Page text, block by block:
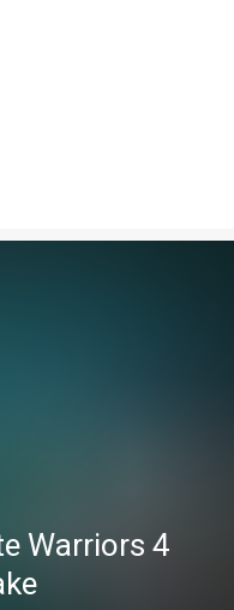
Warriors 4